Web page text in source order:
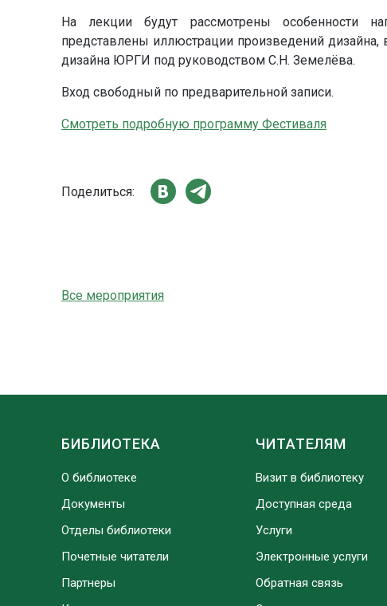
На лекции будут рассмотрены особенности
представлены иллюстрации произведений дизайна,
дизайна ЮРГИ под руководством С.Н. Земелёва.
Вход свободный по предварительной записи.
Смотреть подробную программу Фестиваля
Поделиться:
Все мероприятия
БИБЛИОТЕКА
О библиотеке
Документы
Отделы библиотеки
Почетные читатели
Партнеры
ЧИТАТЕЛЯМ
Визит в библиотеку
Доступная среда
Услуги
Электронные услуги
Обратная связь